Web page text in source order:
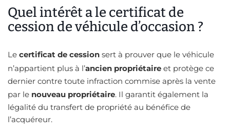
Quel intérêt a le certificat de
cession de véhicule d’occasion ?
Le certificat de cession sert à prouver que le véhicule
n’appartient plus à l’ancien propriétaire et protège ce
dernier contre toute infraction commise après la vente
par le nouveau propriétaire. Il garantit également la
légalité du transfert de propriété au bénéfice de
l’acquéreur.